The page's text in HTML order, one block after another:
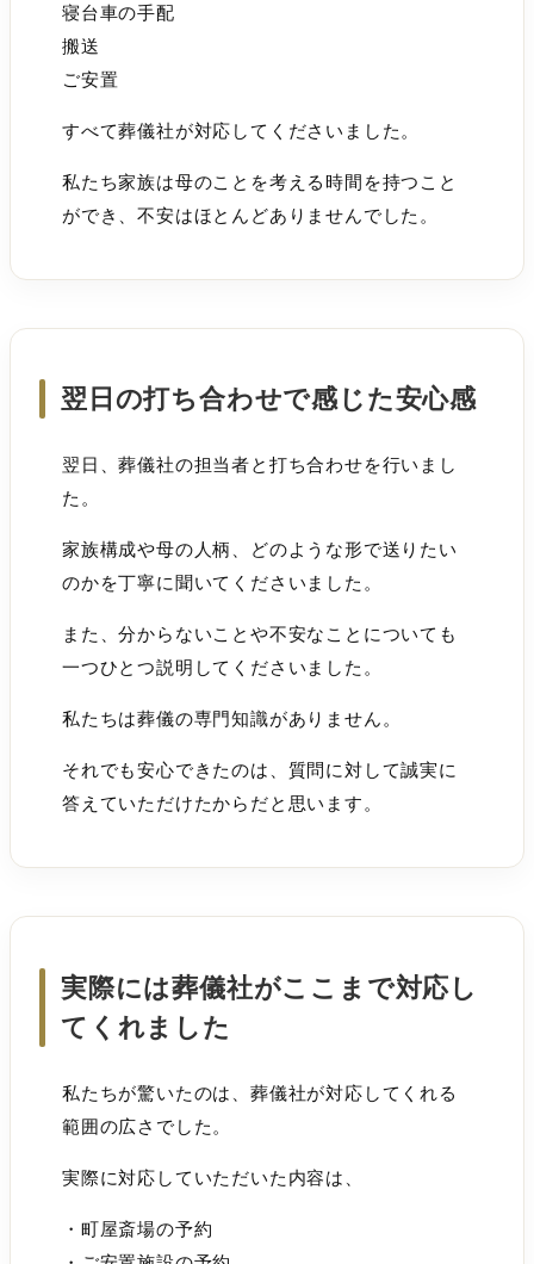
寝台車の手配
搬送
ご安置
すべて葬儀社が対応してくださいました。
私たち家族は母のことを考える時間を持つこと
ができ、不安はほとんどありませんでした。
翌日の打ち合わせで感じた安心感
翌日、葬儀社の担当者と打ち合わせを行いまし
た。
家族構成や母の人柄、どのような形で送りたい
のかを丁寧に聞いてくださいました。
また、分からないことや不安なことについても
一つひとつ説明してくださいました。
私たちは葬儀の専門知識がありません。
それでも安心できたのは、質問に対して誠実に
答えていただけたからだと思います。
実際には葬儀社がここまで対応し
てくれました
私たちが驚いたのは、葬儀社が対応してくれる
範囲の広さでした。
実際に対応していただいた内容は、
・町屋斎場の予約